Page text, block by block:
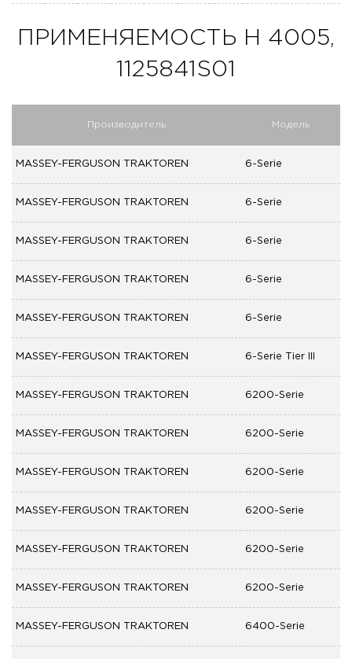
ПРИМЕНЯЕМОСТЬ H 4005,
1125841S01
Производитель Модель
MASSEY-FERGUSON TRAKTOREN 6-Serie
MASSEY-FERGUSON TRAKTOREN 6-Serie
MASSEY-FERGUSON TRAKTOREN 6-Serie
MASSEY-FERGUSON TRAKTOREN 6-Serie
MASSEY-FERGUSON TRAKTOREN 6-Serie
MASSEY-FERGUSON TRAKTOREN 6-Serie Tier III
MASSEY-FERGUSON TRAKTOREN 6200-Serie
MASSEY-FERGUSON TRAKTOREN 6200-Serie
MASSEY-FERGUSON TRAKTOREN 6200-Serie
MASSEY-FERGUSON TRAKTOREN 6200-Serie
MASSEY-FERGUSON TRAKTOREN 6200-Serie
MASSEY-FERGUSON TRAKTOREN 6200-Serie
MASSEY-FERGUSON TRAKTOREN 6400-Serie